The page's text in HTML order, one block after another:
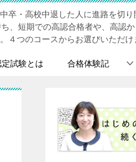
卒・高校中退した人に進路を切り
、短期での高認合格者や、高認
４つのコースからお選びいただけ
試験とは 合格体験記